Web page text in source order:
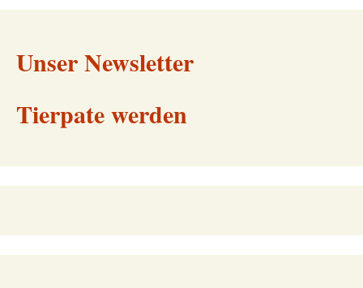
Unser Newsletter
Tierpate werden